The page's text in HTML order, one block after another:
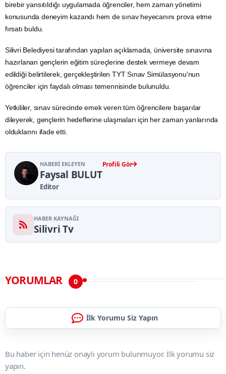
birebir yansıtıldığı uygulamada öğrenciler, hem zaman yönetimi
konusunda deneyim kazandı hem de sınav heyecanını prova etme
fırsatı buldu.
Silivri Belediyesi tarafından yapılan açıklamada, üniversite sınavına
hazırlanan gençlerin eğitim süreçlerine destek vermeye devam
edildiği belirtilerek, gerçekleştirilen TYT Sınav Simülasyonu'nun
öğrenciler için faydalı olması temennisinde bulunuldu.
Yetkililer, sınav sürecinde emek veren tüm öğrencilere başarılar
dileyerek, gençlerin hedeflerine ulaşmaları için her zaman yanlarında
olduklarını ifade etti.
HABERI EKLEYEN
Faysal BULUT
Editor
Profili Gör
HABER KAYNAĞI
Silivri Tv
YORUMLAR 0
İlk Yorumu Siz Yapın
Bu haber için henüz onaylı yorum bulunmuyor. İlk yorumu siz
yapın.